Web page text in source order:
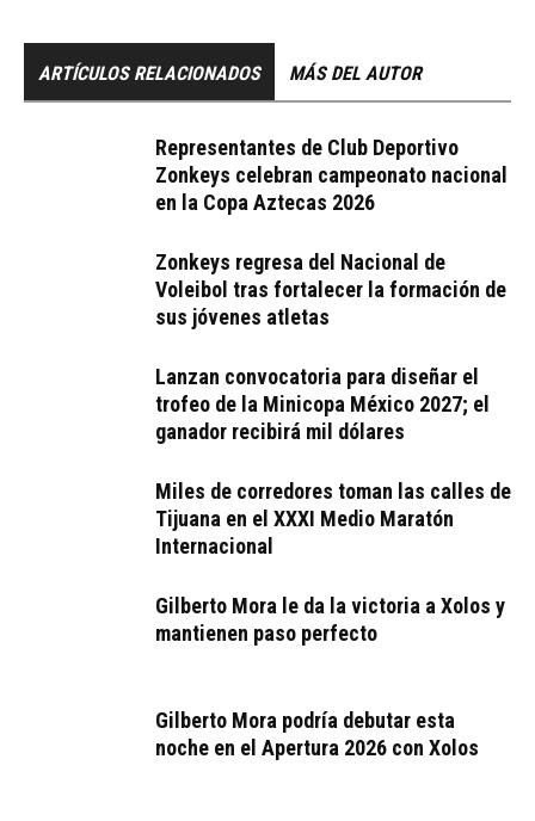
ARTÍCULOS RELACIONADOS MÁS DEL AUTOR
Representantes de Club Deportivo
Zonkeys celebran campeonato nacional
en la Copa Aztecas 2026
Zonkeys regresa del Nacional de
Voleibol tras fortalecer la formación de
sus jóvenes atletas
Lanzan convocatoria para diseñar el
trofeo de la Minicopa México 2027; el
ganador recibirá mil dólares
Miles de corredores toman las calles de
Tijuana en el XXXI Medio Maratón
Internacional
Gilberto Mora le da la victoria a Xolos y
mantienen paso perfecto
Gilberto Mora podría debutar esta
noche en el Apertura 2026 con Xolos